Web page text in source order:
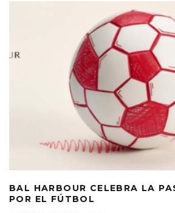
BAL HARBOUR CELEBRA LA
POR EL FÚTBOL